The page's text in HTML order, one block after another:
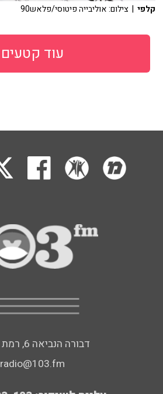
קלפי | צילום: אוליבייה פיטוסי/פלאש90
עוד קטעים
דבורה הנביאה 6, רמת השרון
radio@103.fm